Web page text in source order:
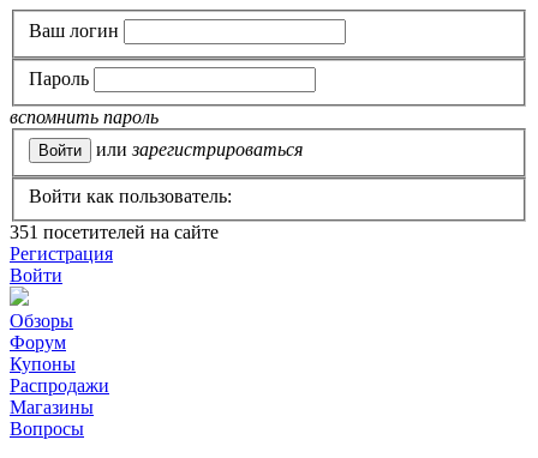
Ваш логин
Пароль
вспомнить пароль
или зарегистрироваться
Войти как пользователь:
351 посетителей на сайте
Регистрация
Войти
Обзоры
Форум
Купоны
Распродажи
Магазины
Вопросы